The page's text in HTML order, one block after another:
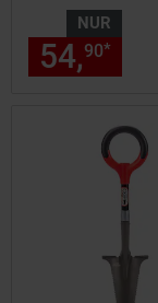
NUR
54,90*